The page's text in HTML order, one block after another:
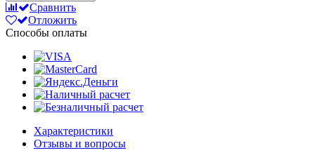
Сравнить
Отложить
Способы оплаты
Характеристики
Отзывы и вопросы